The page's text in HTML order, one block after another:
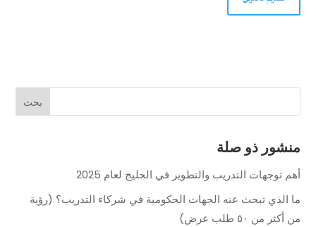
منشور ذو صلة
أهم توجهات التدريب والتطوير في الخليج لعام 2025
ما الذي تبحث عنه الجهات الحكومية في شركاء التدريب؟ (رؤية
من أكثر من ٥٠ طلب عرض)